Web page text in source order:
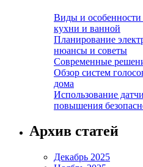
Виды и особенности
кухни и ванной
Планирование
нюансы и советы
Современные
Обзор систем
дома
Использование
повышения
Архив статей
Декабрь 2025